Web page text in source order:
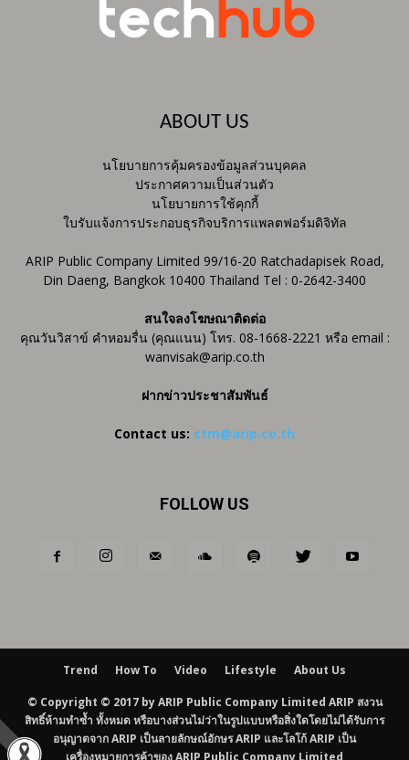
ABOUT US
นโยบายการคุ้มครองข้อมูลส่วนบุคคล
ประกาศความเป็นส่วนตัว
นโยบายการใช้คุกกี้
ใบรับแจ้งการประกอบธุรกิจบริการแพลตฟอร์มดิจิทัล
ARIP Public Company Limited 99/16-20 Ratchadapisek Road,
Din Daeng, Bangkok 10400 Thailand Tel : 0-2642-3400
สนใจลงโฆษณาติดต่อ
คุณวันวิสาข์ คำหอมรื่น (คุณแนน) โทร. 08-1668-2221 หรือ email :
wanvisak@arip.co.th
ฝากข่าวประชาสัมพันธ์
Contact us: ctm@arip.co.th
FOLLOW US
Trend How To Video Lifestyle About Us
© Copyright © 2017 by ARIP Public Company Limited ARIP สงวน
สิทธิ์ห้ามทำซ้ำ ทั้งหมด หรือบางส่วนไม่ว่าในรูปแบบหรือสิ่งใดโดยไม่ได้รับการ
อนุญาตจาก ARIP เป็นลายลักษณ์อักษร ARIP และโลโก้ ARIP เป็น
เครื่องหมายการค้าของ ARIP Public Company Limited